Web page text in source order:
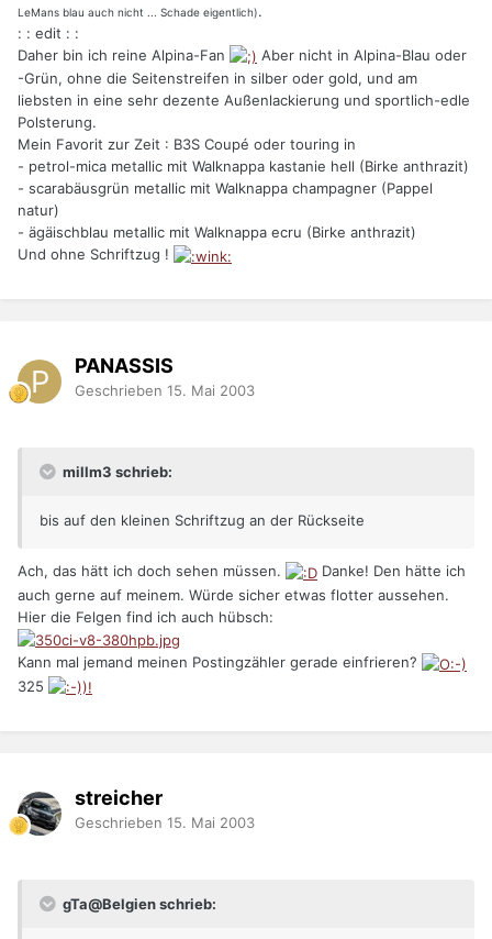
LeMans blau auch nicht ... Schade eigentlich).
: : edit : :
Daher bin ich reine Alpina-Fan
Aber nicht in Alpina-Blau oder
-Grün, ohne die Seitenstreifen in silber oder gold, und am
liebsten in eine sehr dezente Außenlackierung und sportlich-edle
Polsterung.
Mein Favorit zur Zeit : B3S Coupé oder touring in
- petrol-mica metallic mit Walknappa kastanie hell (Birke anthrazit)
- scarabäusgrün metallic mit Walknappa champagner (Pappel
natur)
- ägäischblau metallic mit Walknappa ecru (Birke anthrazit)
Und ohne Schriftzug !
PANASSIS
Geschrieben 15. Mai 2003
millm3 schrieb:
bis auf den kleinen Schriftzug an der Rückseite
Ach, das hätt ich doch sehen müssen.
Danke! Den hätte ich
auch gerne auf meinem. Würde sicher etwas flotter aussehen.
Hier die Felgen find ich auch hübsch:
Kann mal jemand meinen Postingzähler gerade einfrieren?
325
streicher
Geschrieben 15. Mai 2003
gTa@Belgien schrieb: